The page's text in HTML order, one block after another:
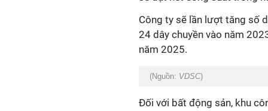
Công ty sẽ lần lượt tăng số
24 dây chuyền vào năm
năm 2025.
(Nguồn: VDSC)
Đối với bất động sản, khu